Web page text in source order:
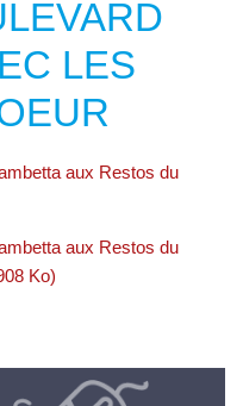
LES
aux Restos du
aux Restos du
Ko)